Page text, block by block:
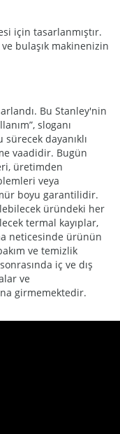
için tasarlanmıştır.
bulaşık makinenizin
Bu Stanley'nin
sloganı
dayanıklı
vaadidir. Bugün
üretimden
veya
boyu garantilidir.
üründeki her
termal kayıplar,
neticesinde ürünün
ve temizlik
iç ve dış
ve
girmemektedir.